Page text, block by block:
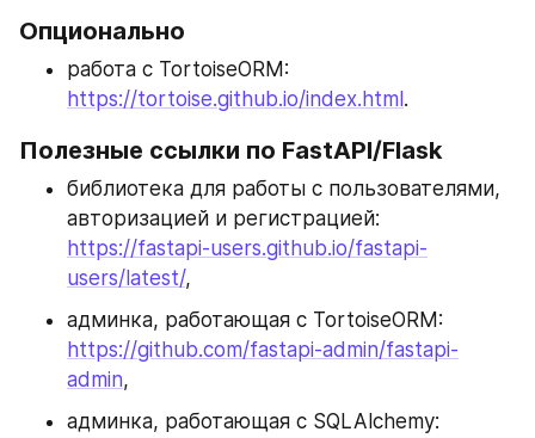
Опционально
https://tortoise.github.io/index.html .
Полезные ссылки по FastAPI/Flask
библиотека для работы с пользователями,
https://fastapi-users.github.io/fastapi-
users/latest/,
https://github.com/fastapi-admin/fastapi-
admin,